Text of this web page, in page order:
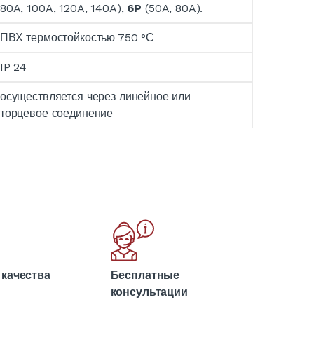
80A, 100A, 120A, 140A), 6P (50A, 80A).
ПВХ термостойкостью 750 °С
IP 24
осуществляется через линейное или
торцевое соединение
Бесплатные
консультации